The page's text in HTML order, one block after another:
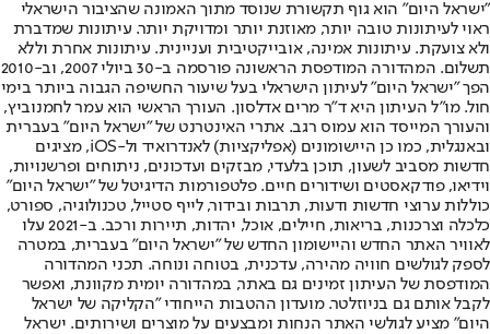
"ישראל היום" הוא גוף תקשורת שנוסד מתוך האמונה שהציבור הישראלי
ראוי לעיתונות טובה יותר, מאוזנת יותר ומדויקת יותר. עיתונות שמדברת
ולא צועקת. עיתונות אמינה, אובייקטיבית ועניינית. עיתונות אחרת וללא
תשלום. המהדורה המודפסת הראשונה פורסמה ב-30 ביולי 2007, וב-2010
הפך "ישראל היום" לעיתון הישראלי בעל שיעור החשיפה הגבוה ביותר בימי
חול. מו"ל העיתון היא ד"ר מרים אדלסון. העורך הראשי הוא עמר לחמנוביץ,
והעורך המייסד הוא עמוס רגב. אתרי האינטרנט של "ישראל היום" בעברית
ובאנגלית, כמו כן היישומונים (אפליקציות) לאנדרואיד ול-iOS, מציגים
חדשות מסביב לשעון, תוכן בלעדי, מבזקים ועדכונים, ניתוחים ופרשנויות,
וידיאו, פודקאסטים ושידורים חיים. פלטפורמות הדיגיטל של "ישראל היום"
כוללות ערוצי חדשות ודעות, תרבות ובידור, לייף סטייל, טכנולוגיה, ספורט,
כלכלה וצרכנות, בריאות, חיילים, אוכל, יהדות, תיירות ורכב. ב-2021 עלו
לאוויר האתר החדש והיישומון החדש של "ישראל היום" בעברית, במטרה
לספק לגולשים חוויה מהירה, עדכנית, בטוחה ונוחה. תכני המהדורה
המודפסת של העיתון זמינים גם באתר, במהדורה יומית מקוונת, ואפשר
לקבל אותם גם בניוזלטר. מועדון ההטבות הייחודי "הקליקה של ישראל
היום" מציע לגולשי האתר הנחות ומבצעים על מוצרים ושירותים. ישראל